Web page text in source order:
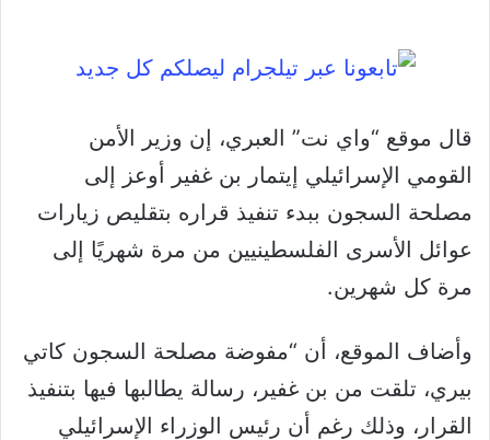
قال موقع “واي نت” العبري، إن وزير الأمن
القومي الإسرائيلي إيتمار بن غفير أوعز إلى
مصلحة السجون ببدء تنفيذ قراره بتقليص زيارات
عوائل الأسرى الفلسطينيين من مرة شهريًا إلى
مرة كل شهرين.
وأضاف الموقع، أن “مفوضة مصلحة السجون كاتي
بيري، تلقت من بن غفير، رسالة يطالبها فيها بتنفيذ
القرار، وذلك رغم أن رئيس الوزراء الإسرائيلي